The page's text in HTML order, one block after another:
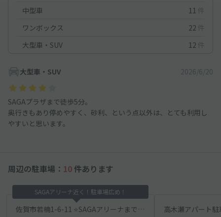
中型車
11 件
ワンボックス
22 件
大型車・SUV
12 件
大型車・SUV 2026/6/20
SAGAプラザまで徒歩5分。
奥行きもあり停めやすく、砂利、という点以外は、とても利用し
やすいと思います。
周辺の駐車場： 10 件あります
SAGAアリーナ近く！駐車場広め！
佐賀市若楠1-6-11 ⭐️SAGAアリーナまで徒歩5分
高木瀬アパート